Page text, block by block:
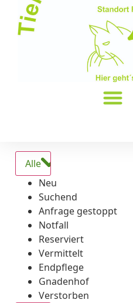
Alle
Neu
Suchend
Anfrage gestoppt
Notfall
Reserviert
Vermittelt
Endpflege
Gnadenhof
Verstorben